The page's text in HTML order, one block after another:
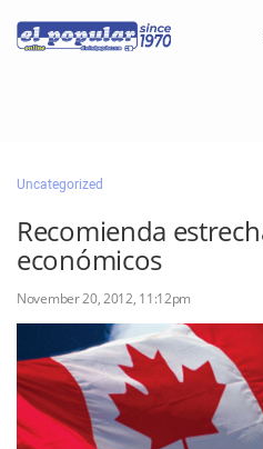
Classifieds
Categorías
Uncategorized
Recomienda
económicos
November 20, 2012, 11:12pm